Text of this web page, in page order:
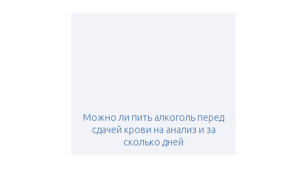
Можно ли пить алкоголь перед
сдачей крови на анализ и за
сколько дней